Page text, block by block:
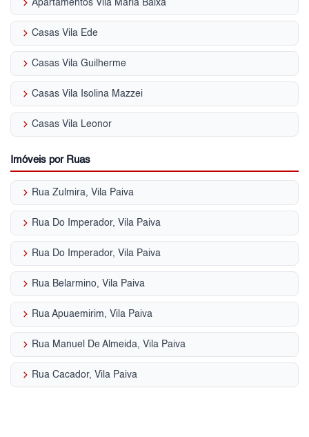
Apartamentos Vila Maria Baixa
keyboard_arrow_right Casas Vila Ede
keyboard_arrow_right Casas Vila Guilherme
keyboard_arrow_right Casas Vila Isolina Mazzei
keyboard_arrow_right Casas Vila Leonor
Imóveis por Ruas
keyboard_arrow_right Rua Zulmira, Vila Paiva
keyboard_arrow_right Rua Do Imperador, Vila Paiva
keyboard_arrow_right Rua Do Imperador, Vila Paiva
keyboard_arrow_right Rua Belarmino, Vila Paiva
keyboard_arrow_right Rua Apuaemirim, Vila Paiva
keyboard_arrow_right Rua Manuel De Almeida, Vila Paiva
keyboard_arrow_right Rua Cacador, Vila Paiva